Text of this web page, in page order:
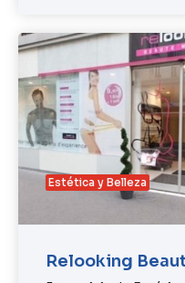
Estética y Belleza
Relooking